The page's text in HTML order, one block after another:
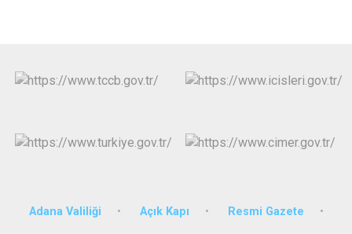
Adana Valiliği Açık Kapı Resmi Gazete